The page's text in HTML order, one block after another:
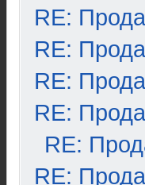
RE:
RE:
RE:
RE:
RE:
RE: